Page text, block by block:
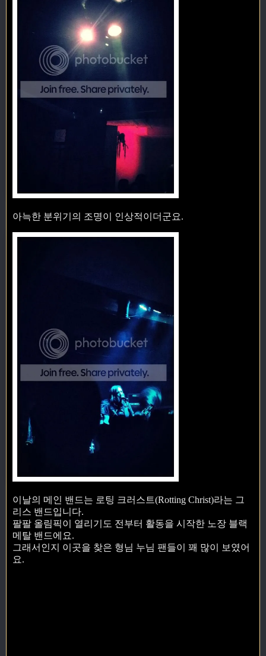
아늑한 분위기의 조명이 인상적이더군요.
이날의 메인 밴드는 로팅 크러스트(Rotting Christ)라는 그
리스 밴드입니다.
팔팔 올림픽이 열리기도 전부터 활동을 시작한 노장 블랙
메탈 밴드에요.
그래서인지 이곳을 찾은 형님 누님 팬들이 꽤 많이 보였어
요.